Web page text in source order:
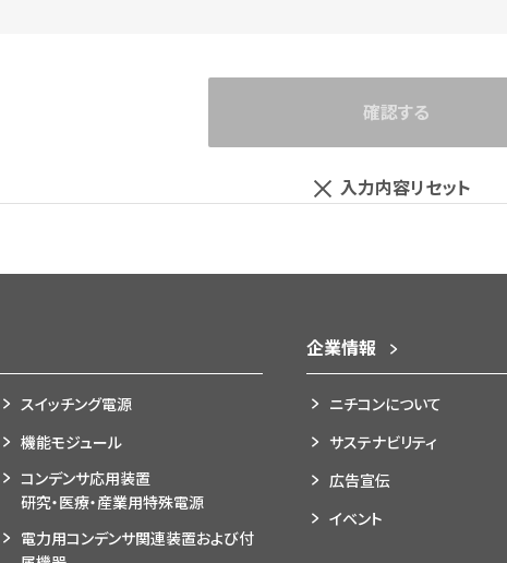
種アンケートを依頼するため
ャンペーン・展示会等イベントの案内を行うため
に関する情報
ため
等に対する回答および連絡を行うため
並びに家族または関係者等に関する情報
の人事・労務管理を行うため
の経理・総務等の必要事務および連絡のため
確認する
入力内容リセット
スイッチング電源
機能モジュール
コンデンサ応用装置
研究・医療・産業用特殊電源
電力用コンデンサ関連装置および付
企業情報
ニチコンについて
サステナビリティ
広告宣伝
イベント